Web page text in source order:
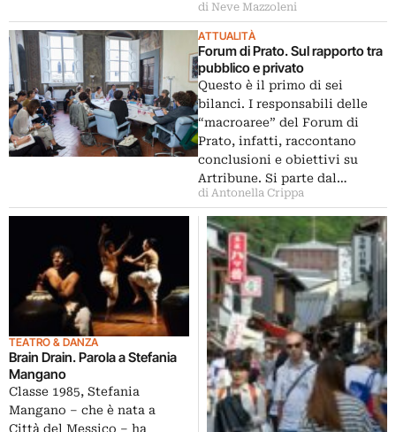
di Neve Mazzoleni
ATTUALITÀ
Forum di Prato. Sul rapporto tra
pubblico e privato
Questo è il primo di sei
bilanci. I responsabili delle
“macroaree” del Forum di
Prato, infatti, raccontano
conclusioni e obiettivi su
Artribune. Si parte dal…
di Antonella Crippa
TEATRO & DANZA
Brain Drain. Parola a Stefania
Mangano
Classe 1985, Stefania
Mangano – che è nata a
Città del Messico – ha